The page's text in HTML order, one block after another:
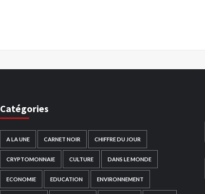
Catégories
A LA UNE CARNET NOIR CHIFFRE DU JOUR
CRYPTOMONNAIE CULTURE DANS LE MONDE
ECONOMIE EDUCATION ENVIRONNEMENT